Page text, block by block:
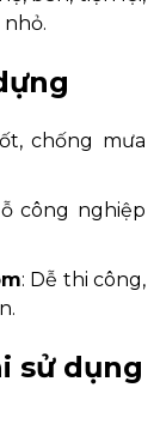
chống mưa
công nghiệp
: Dễ thi công,
sử dụng